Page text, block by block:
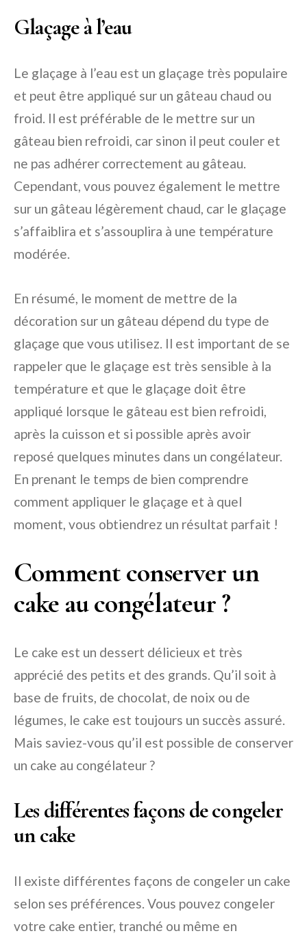
Glaçage à l’eau
Le glaçage à l’eau est un glaçage très populaire
et peut être appliqué sur un gâteau chaud ou
froid. Il est préférable de le mettre sur un
gâteau bien refroidi, car sinon il peut couler et
ne pas adhérer correctement au gâteau.
Cependant, vous pouvez également le mettre
sur un gâteau légèrement chaud, car le glaçage
s’affaiblira et s’assouplira à une température
modérée.
En résumé, le moment de mettre de la
décoration sur un gâteau dépend du type de
glaçage que vous utilisez. Il est important de se
rappeler que le glaçage est très sensible à la
température et que le glaçage doit être
appliqué lorsque le gâteau est bien refroidi,
après la cuisson et si possible après avoir
reposé quelques minutes dans un congélateur.
En prenant le temps de bien comprendre
comment appliquer le glaçage et à quel
moment, vous obtiendrez un résultat parfait !
Comment conserver un
cake au congélateur ?
Le cake est un dessert délicieux et très
apprécié des petits et des grands. Qu’il soit à
base de fruits, de chocolat, de noix ou de
légumes, le cake est toujours un succès assuré.
Mais saviez-vous qu’il est possible de conserver
un cake au congélateur ?
Les différentes façons de congeler
un cake
Il existe différentes façons de congeler un cake
selon ses préférences. Vous pouvez congeler
votre cake entier, tranché ou même en